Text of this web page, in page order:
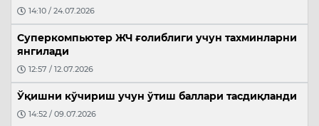
14:10 / 24.07.2026
Суперкомпьютер ЖЧ ғолиблиги учун тахминларни
янгилади
12:57 / 12.07.2026
Ўқишни кўчириш учун ўтиш баллари тасдиқланди
14:52 / 09.07.2026